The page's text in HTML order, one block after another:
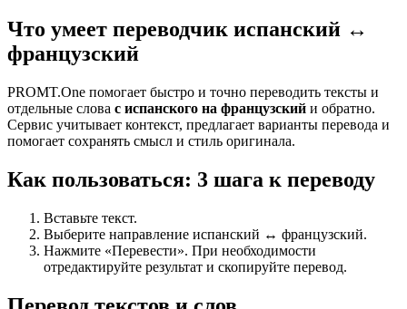
Что умеет переводчик испанский ↔
французский
PROMT.One помогает быстро и точно переводить тексты и
отдельные слова с испанского на французский и обратно.
Сервис учитывает контекст, предлагает варианты перевода и
помогает сохранять смысл и стиль оригинала.
Как пользоваться: 3 шага к переводу
Вставьте текст.
Выберите направление испанский ↔ французский.
Нажмите «Перевести». При необходимости
отредактируйте результат и скопируйте перевод.